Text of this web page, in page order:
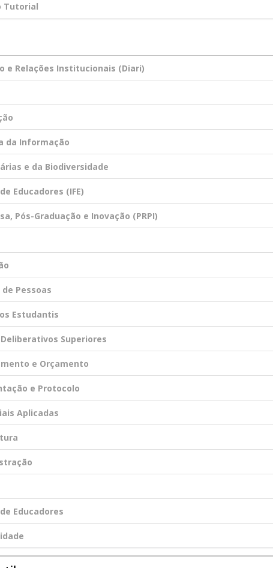
Tutorial
e Relações Institucionais (Diari)
da Informação
e da Biodiversidade
Educadores (IFE)
Pós-Graduação e Inovação (PRPI)
Pessoas
Estudantis
Superiores
e Orçamento
e Protocolo
Aplicadas
Educadores